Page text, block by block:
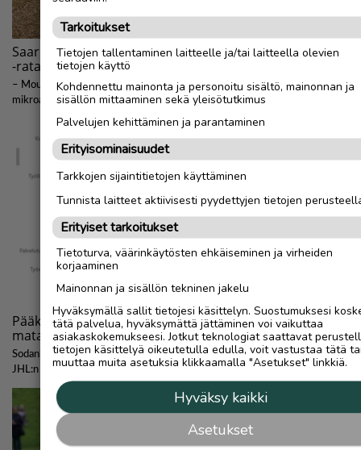
Tarkoitukset
Tietojen tallentaminen laitteelle ja/tai laitteella olevien
tietojen käyttö
Kohdennettu mainonta ja personoitu sisältö, mainonnan ja
sisällön mittaaminen sekä yleisötutkimus
Palvelujen kehittäminen ja parantaminen
Erityisominaisuudet
Tarkkojen sijaintitietojen käyttäminen
Tunnista laitteet aktiivisesti pyydettyjen tietojen
Erityiset tarkoitukset
Tietoturva, väärinkäytösten ehkäiseminen ja virheiden
korjaaminen
Mainonnan ja sisällön tekninen jakelu
Hyväksymällä sallit tietojesi käsittelyn. Suostumuksesi
tätä palvelua, hyväksymättä jättäminen voi vaikuttaa
asiakaskokemukseesi. Jotkut teknologiat saattavat
tietojen käsittelyä oikeutetulla edulla, voit vastustaa tätä
muuttaa muita asetuksia klikkaamalla "Asetukset" linkkiä.
Hyväksy kaikki
Asetukset